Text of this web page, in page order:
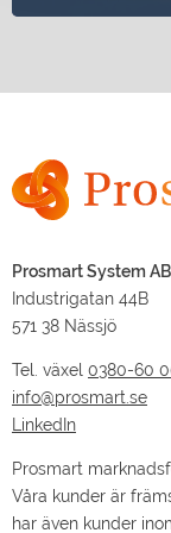
Prosmart System AB
Industrigatan 44B
571 38 Nässjö
Tel. växel 0380-60
info@prosmart.se
LinkedIn
Prosmart
Våra kunder är
har även kunder